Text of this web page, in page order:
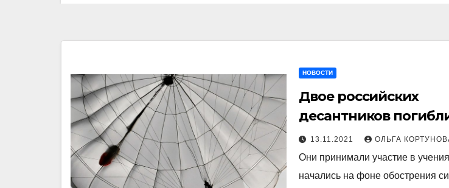
НОВОСТИ
Двое российских
десантников
время высадки в
13.11.2021 ОЛЬГА
Они принимали участие в
начались на фоне обострения